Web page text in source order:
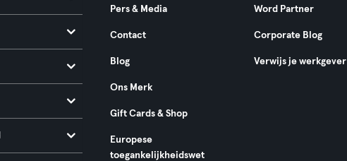
Pers & Media
Contact
Blog
Ons Merk
Gift Cards & Shop
Europese
toegankelijkheidswet
Word Partner
Corporate Blog
Verwijs je werkgever